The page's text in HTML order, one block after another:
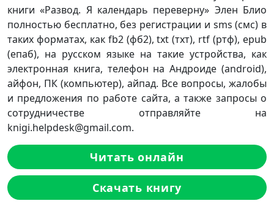
книги «Развод. Я календарь переверну» Элен Блио
полностью бесплатно, без регистрации и sms (смс) в
таких форматах, как fb2 (фб2), txt (тхт), rtf (ртф), epub
(епаб), на русском языке на такие устройства, как
электронная книга, телефон на Андроиде (android),
айфон, ПК (компьютер), айпад. Все вопросы, жалобы
и предложения по работе сайта, а также запросы о
сотрудничестве отправляйте на
knigi.helpdesk@gmail.com.
Читать онлайн
Скачать книгу